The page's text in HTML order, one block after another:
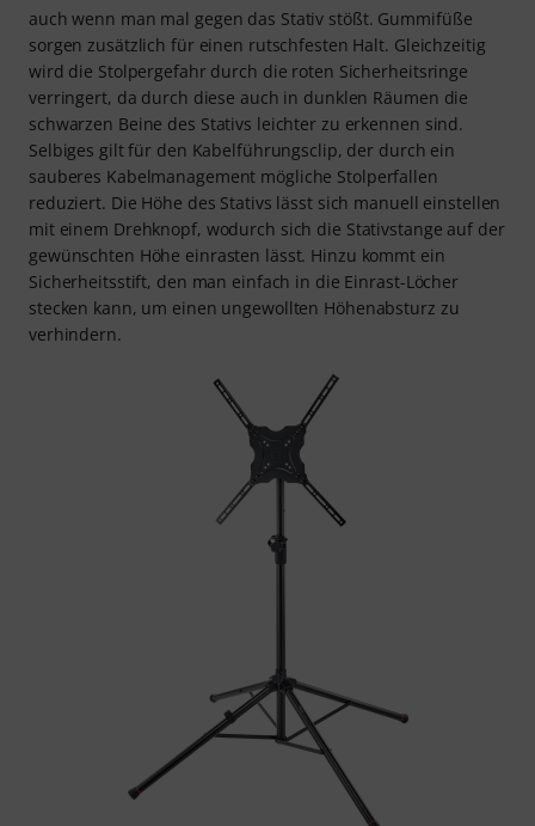
auch wenn man mal gegen das Stativ stößt. Gummifüße
sorgen zusätzlich für einen rutschfesten Halt. Gleichzeitig
wird die Stolpergefahr durch die roten Sicherheitsringe
verringert, da durch diese auch in dunklen Räumen die
schwarzen Beine des Stativs leichter zu erkennen sind.
Selbiges gilt für den Kabelführungsclip, der durch ein
sauberes Kabelmanagement mögliche Stolperfallen
reduziert. Die Höhe des Stativs lässt sich manuell einstellen
mit einem Drehknopf, wodurch sich die Stativstange auf der
gewünschten Höhe einrasten lässt. Hinzu kommt ein
Sicherheitsstift, den man einfach in die Einrast-Löcher
stecken kann, um einen ungewollten Höhenabsturz zu
verhindern.